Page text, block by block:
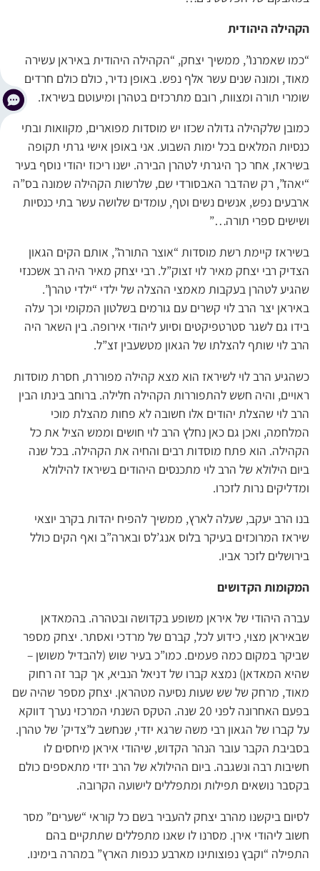
הקהילה היהודית
“כמו שאמרנו”, ממשיך יצחק, “הקהילה היהודית באיראן עשירה
מאוד, ומונה שנים עשר אלף נפש. באופן נדיר, כולם כולם חרדים
שומרי תורה ומצוות, רובם מתרכזים בטהרן ומיעוטם בשיראז.
כמובן שלקהילה גדולה שכזו יש מוסדות מפוארים, מקוואות ובתי
כנסיות המלאים בכל ימות השבוע. אני באופן אישי גרתי תקופה
בשיראז, אחר כך היגרתי לטהרן הבירה. ישנו ריכוז יהודי נוסף בעיר
“יאהז”, רק שהדבר האבסורדי שם, שלרשות הקהילה שמונה בס”ה
ארבעים נפש, אנשים נשים וטף, עומדים שלושה עשר בתי כנסיות
ושישים ספרי תורה…”
בשיראז קיימת רשת מוסדות “אוצר התורה”, אותם הקים הגאון
הצדיק רבי יצחק מאיר לוי זצוק”ל. רבי יצחק מאיר היה רב אשכנזי
שהגיע לטהרן בעקבות מאמצי ההצלה של ילדי “ילדי טהרן”.
באיראן יצר הרב לוי קשרים עם גורמים בשלטון המקומי וכך עלה
בידו גם לשגר סטרטפיקטים וסיוע ליהודי אירופה. בין השאר היה
הרב לוי שותף להצלתו של הגאון מטשעבין זצ”ל.
כשהגיע הרב לוי לשיראז הוא מצא קהילה מפוררת, חסרת מוסדות
ראויים, והיה חשש להתפוררות הקהילה חלילה. ברוחב בינתו הבין
הרב לוי שהצלת יהודים אלו חשובה לא פחות מהצלת מוכי
המלחמה, ואכן גם כאן נחלץ הרב לוי חושים וממש הציל את כל
הקהילה. הוא פתח מוסדות רבים והחיה את הקהילה. בכל שנה
ביום הילולא של הרב לוי מתכנסים היהודים בשיראז להילולא
ומדליקים נרות לזכרו.
בנו הרב יעקב, שעלה לארץ, ממשיך להפיח יהדות בקרב יוצאי
שיראז המרוכזים בעיקר בלוס אנג’לס ובארה”ב ואף הקים כולל
בירושלים לזכר אביו.
המקומות הקדושים
עברה היהודי של איראן משופע בקדושה ובטהרה. בהמאדאן
שבאיראן מצוי, כידוע לכל, קברם של מרדכי ואסתר. יצחק מספר
שביקר במקום כמה פעמים. כמו”כ בעיר שוש (להבדיל משושן –
שהיא המאדאן) נמצא קברו של דניאל הנביא, אך קבר זה רחוק
מאוד, מרחק של שש שעות נסיעה מטהראן. יצחק מספר שהיה שם
בפעם האחרונה לפני 20 שנה. הטקס השנתי המרכזי נערך דווקא
על קברו של הגאון רבי משה שרגא יזדי, שנחשב ל’צדיק’ של טהרן.
בסביבת הקבר עובר הנהר הקדוש, שיהודי איראן מיחסים לו
חשיבות רבה ונשגבה. ביום ההילולא של הרב יזדי מתאספים כולם
בקסבר נושאים תפילות ומתפללים לישועה הקרובה.
לסיום ביקשנו מהרב יצחק להעביר בשם כל קוראי “שערים” מסר
חשוב ליהודי אירן. מסרנו לו שאנו מתפללים שתתקיים בהם
התפילה “וקבץ נפוצותינו מארבע כנפות הארץ” במהרה בימינו.